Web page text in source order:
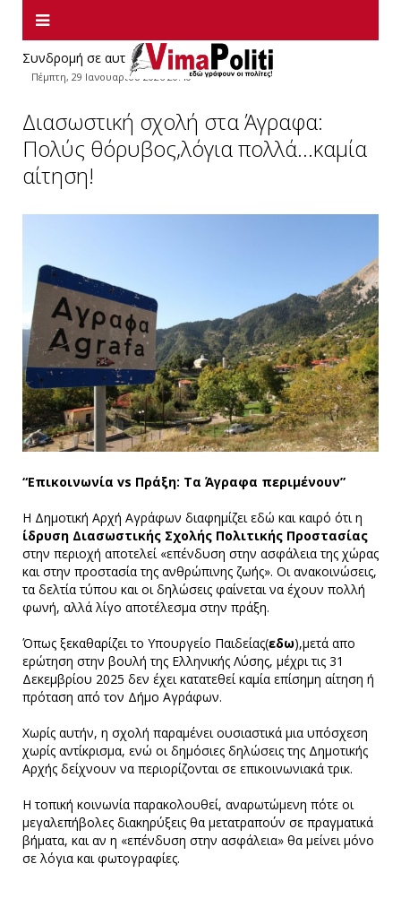
Συνδρομή σε αυτήν την τροφοδοσία RSS
Πέμπτη, 29 Ιανουαρίου 2026 20:40
Διασωστική σχολή στα Άγραφα:
Πολύς θόρυβος,λόγια πολλά...καμία
αίτηση!
“Επικοινωνία vs Πράξη: Τα Άγραφα περιμένουν”
Η Δημοτική Αρχή Αγράφων διαφημίζει εδώ και καιρό ότι η
ίδρυση Διασωστικής Σχολής Πολιτικής Προστασίας
στην περιοχή αποτελεί «επένδυση στην ασφάλεια της χώρας
και στην προστασία της ανθρώπινης ζωής». Οι ανακοινώσεις,
τα δελτία τύπου και οι δηλώσεις φαίνεται να έχουν πολλή
φωνή, αλλά λίγο αποτέλεσμα στην πράξη.
Όπως ξεκαθαρίζει το Υπουργείο Παιδείας(εδω),μετά απο
ερώτηση στην βουλή της Ελληνικής Λύσης, μέχρι τις 31
Δεκεμβρίου 2025 δεν έχει κατατεθεί καμία επίσημη αίτηση ή
πρόταση από τον Δήμο Αγράφων.
Χωρίς αυτήν, η σχολή παραμένει ουσιαστικά μια υπόσχεση
χωρίς αντίκρισμα, ενώ οι δημόσιες δηλώσεις της Δημοτικής
Αρχής δείχνουν να περιορίζονται σε επικοινωνιακά τρικ.
Η τοπική κοινωνία παρακολουθεί, αναρωτώμενη πότε οι
μεγαλεπήβολες διακηρύξεις θα μετατραπούν σε πραγματικά
βήματα, και αν η «επένδυση στην ασφάλεια» θα μείνει μόνο
σε λόγια και φωτογραφίες.